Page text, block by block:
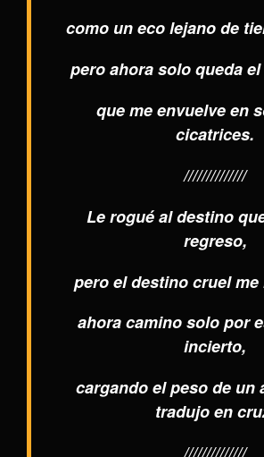
como un eco lejano de
pero ahora solo queda
que me envuelve en
cicatrices.
//////////////
Le rogué al destino
regreso,
pero el destino cruel me
ahora camino solo por
incierto,
cargando el peso de un
tradujo en